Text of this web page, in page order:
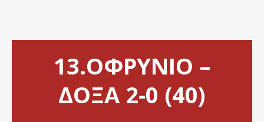
13.ΟΦΡΥΝΙΟ –
ΔΟΞΑ 2-0 (40)